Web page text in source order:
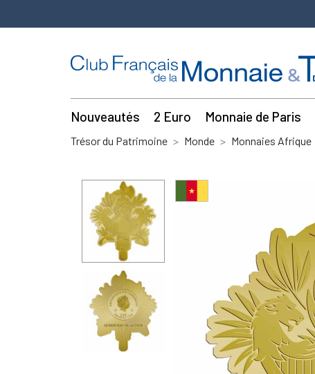
Nouveautés 2 Euro Monnaie de Paris
Trésor du Patrimoine Monde Monnaies Afrique